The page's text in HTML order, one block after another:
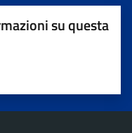
su questa